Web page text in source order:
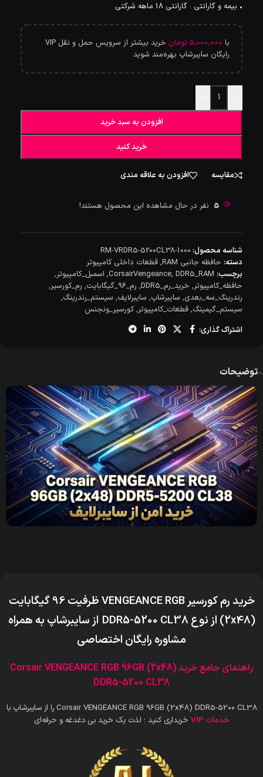
• بیمه و گارانتی : گارانتی 18 ماهه شرکتی
با 5,000,000 تومان
خرید بیشتر از سرویس حمل و نقل VIP
رایگان سایبرشاپ بهره‌مند شوید
افزودن به سبد خرید
خرید کنید
مقایسه افزودن به علاقه مندی
5 نفر در حال مشاهده این محصول هستند!
شناسه محصول: RM-VRDR5-5200CL38-1000
دسته: حافظه جانبی RAM , قطعات داخلی کامپیوتر
برچسب:
CorsairVengeance, DDR5_RAM
, اسمبل_کامپیوتر,
حافظه_کامپیوتر, خرید_رم_DDR5 , رم_96_گیگابایت , رم_کورسیر,
رندرینگ_سه_بعدی, سایبرشاپ, سایبرلایف, سیستم_رندرینگ,
سیستم_گیمینگ, قطعات_کامپیوتر, کورسیر_ونجنس
اشتراک گذاری:
توضیحات
خرید رم کورسیر VENGEANCE RGB ظرفیت 96 گیگابایت
(2x48) از نوع DDR5-5200 CL38
از سایبرشاپ به همراه
مشاوره رایگان اختصاصی
راهنمای جامع خرید Corsair VENGEANCE RGB 96GB (2x48)
DDR5-5200 CL38
Corsair VENGEANCE RGB 96GB (2x48) DDR5-5200 CL38 را از سایبرشاپ با
خدمات VIP
خریداری کنید ؛ لذت یک خرید بی دغدغه و حرفه‌ای